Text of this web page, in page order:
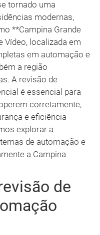
tornado uma
modernas,
**Campina Grande
Vídeo, localizada em
em automação e
a região
A revisão de
é essencial para
corretamente,
e eficiência
explorar a
de automação e
a Campina
de